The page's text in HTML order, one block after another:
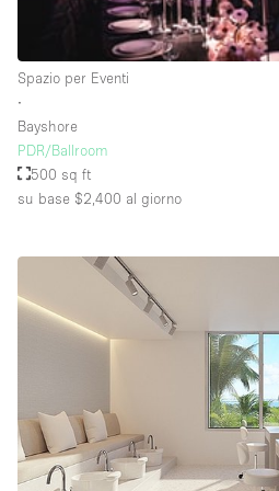
Riscaldamento
Smoking Area
Soundproof
Stile Haussmann
Tetto / Terrazza
Vista incredibile
Water Access
Spazio per Eventi
∙
Bayshore
PDR/Ballroom
500 sq ft
su base $2,400 al giorno